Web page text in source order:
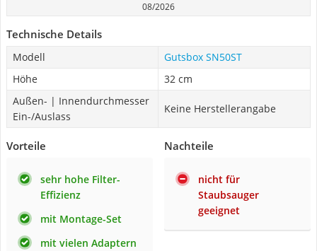
08/2026
Technische Details
Modell
Gutsbox SN50ST
Höhe
32 cm
Außen- | Innendurchmesser
Ein-/Auslass
Keine Herstellerangabe
Vorteile
sehr hohe Filter-
Effizienz
mit Montage-Set
mit vielen Adaptern
Nachteile
nicht für
Staubsauger
geeignet